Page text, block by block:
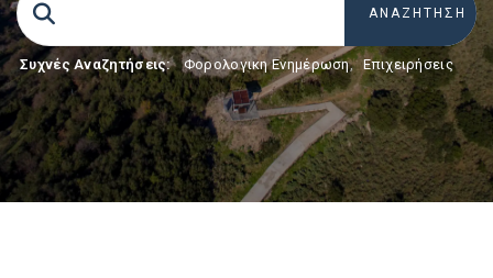
Συχνές Αναζητήσεις: Φορολογικη Ενημέρωση, Επιχειρήσεις